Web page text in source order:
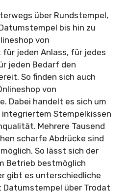
über Rundstempel,
bis hin zu
von
jeden Anlass, für jedes
jeden Bedarf den
So finden sich auch
von
Dabei handelt es sich um
Stempelkissen
Mehrere Tausend
scharfe Abdrücke sind
So lässt sich der
Betrieb bestmöglich
gibt es unterschiedliche
Datumstempel über Trodat